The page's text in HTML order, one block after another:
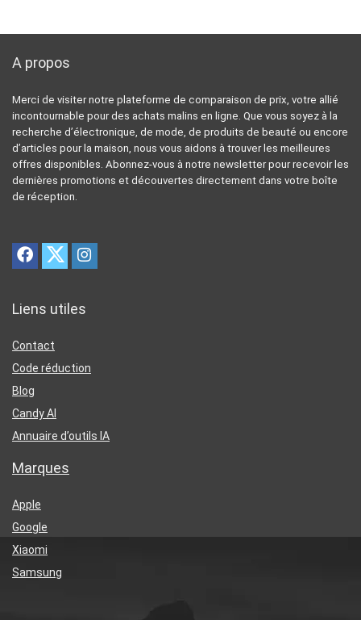
A propos
Merci de visiter notre plateforme de comparaison de prix, votre allié
incontournable pour des achats malins en ligne. Que vous soyez à la
recherche d’électronique, de mode, de produits de beauté ou encore
d’articles pour la maison, nous vous aidons à trouver les meilleures
offres disponibles. Abonnez-vous à notre newsletter pour recevoir les
dernières promotions et découvertes directement dans votre boîte
de réception.
Liens utiles
Contact
Code réduction
Blog
Candy AI
Annuaire d’outils IA
Marques
Apple
Google
Xiaomi
Samsung